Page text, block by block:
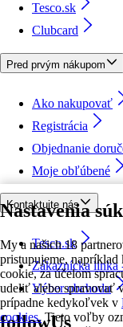
Nastavenia
My a našich 18
pristupujeme,
cookie, za účelom
udeliť alebo spravovať
prípadne kedykoľvek v
cookies. Tieto voľby
Tesco.sk
Clubcard
Pred prvým nákupom
Ako nakupovať
Registrácia
Objednanie
Moje obľúbené
Kontaktujte nás
Tesco.sk
Zákaznícka linka
Výber obchodu
followUs